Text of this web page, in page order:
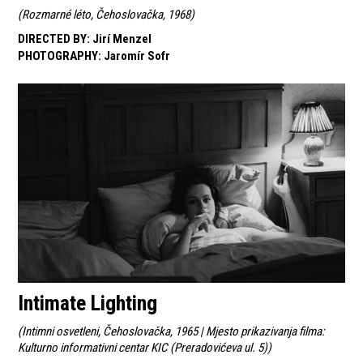
(Rozmarné léto, Čehoslovačka, 1968)
DIRECTED BY: Jirí Menzel
PHOTOGRAPHY: Jaromír Sofr
Intimate Lighting
(Intimni osvetleni, Čehoslovačka, 1965 | Mjesto prikazivanja filma:
Kulturno informativni centar KIC (Preradovićeva ul. 5))